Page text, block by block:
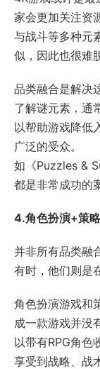
家会更加关注资
与战斗等多种元
似，因此也很难
品类融合是解决
了解谜元素，通
以帮助游戏降低
广泛的受众。
如《Puzzles &
都是非常成功的
4.角色扮演+策
并非所有品类融
有时，他们则是
角色扮演游戏和
成一款游戏并没
以带有RPG角色
享受到战略、战